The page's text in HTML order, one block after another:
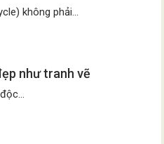
không phải...
như tranh vẽ